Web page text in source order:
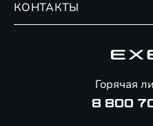
Сервис
Помощь на дорогах
КОНТАКТЫ
Горячая
8 800